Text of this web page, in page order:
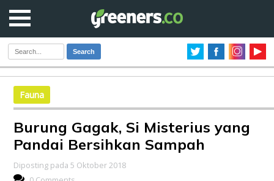
Search
Fauna
Burung Gagak, Si Misterius yang
Pandai Bersihkan Sampah
Diposting pada 5 Oktober 2018